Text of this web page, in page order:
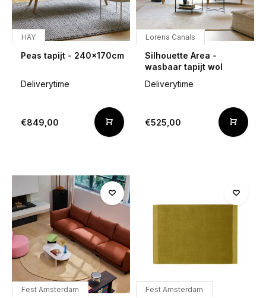
HAY
Peas tapijt - 240x170cm
Deliverytime
€849,00
Lorena Canals
Silhouette Area -
wasbaar tapijt wol
Deliverytime
€525,00
Fest Amsterdam Fest Amsterdam